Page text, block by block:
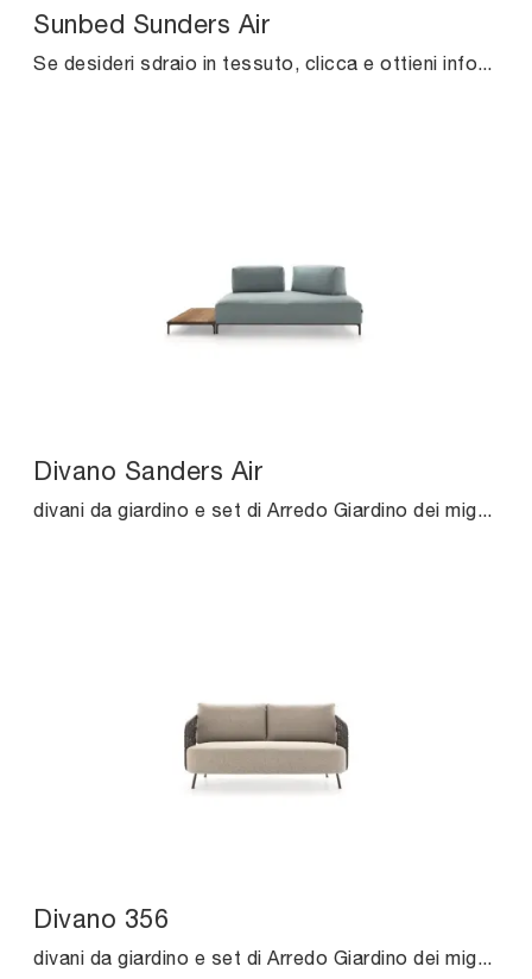
Sunbed Sunders Air
Divano Sanders Air
divani da giardino e set di Arredo Giardino dei migliori produttori: scopri di più sul modello Divano Sanders Air di Ditre Italia, clicca subito!
Divano 356
divani da giardino e set di Arredo Giardino dei migliori produttori: ottieni informazioni sul modello Divano 356 di Ditre Italia, clicca subito!